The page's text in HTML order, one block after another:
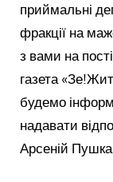
приймальні
фракції на
з вами на
газета
будемо
надавати
Арсеній